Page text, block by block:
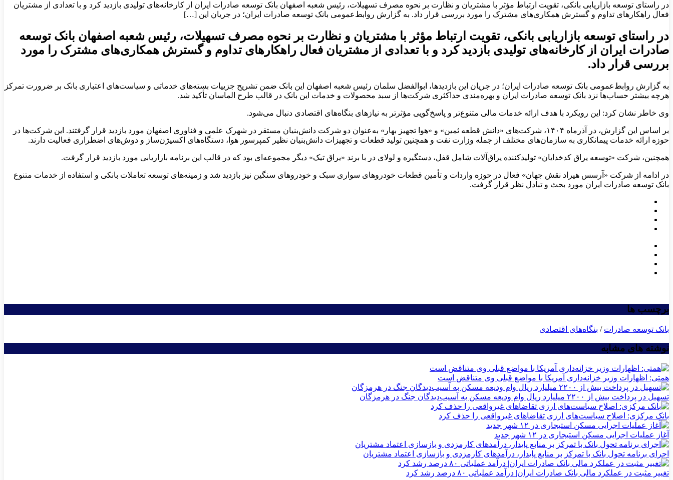
در راستای توسعه بازاریابی بانکی، تقویت ارتباط مؤثر با مشتریان و نظارت بر نحوه مصرف تسهیلات، رئیس شعبه اصفهان بانک توسعه صادرات ایران از کارخانه‌های تولیدی بازدید کرد و با تعدادی از مشتریان
فعال راهکارهای تداوم و گسترش همکاری‌های مشترک را مورد بررسی قرار داد. به گزارش روابط‌عمومی بانک توسعه صادرات ایران؛ در جریان این […]
در راستای توسعه بازاریابی بانکی، تقویت ارتباط مؤثر با مشتریان و نظارت بر نحوه مصرف تسهیلات، رئیس شعبه اصفهان بانک توسعه
صادرات ایران از کارخانه‌های تولیدی بازدید کرد و با تعدادی از مشتریان فعال راهکارهای تداوم و گسترش همکاری‌های مشترک را مورد
بررسی قرار داد.
به گزارش روابط‌عمومی بانک توسعه صادرات ایران؛ در جریان این بازدیدها، ابوالفضل سلمان رئیس شعبه اصفهان این بانک ضمن تشریح جزییات بسته‌های خدماتی و سیاست‌های اعتباری بانک بر ضرورت تمرکز
هرچه بیشتر حساب‌ها نزد بانک توسعه صادرات ایران و بهره‌مندی حداکثری شرکت‌ها از سبد محصولات و خدمات این بانک در قالب طرح الماسان تأکید شد.
وی خاطر نشان کرد: این رویکرد با هدف ارائه خدمات مالی متنوع‌تر و پاسخ‌گویی مؤثرتر به نیازهای بنگاه‌های اقتصادی دنبال می‌شود.
بر اساس این گزارش، در آذرماه ۱۴۰۴، شرکت‌های «دانش قطعه ثمین» و «هوا تجهیز بهار» به‌عنوان دو شرکت دانش‌بنیان مستقر در شهرک علمی و فناوری اصفهان مورد بازدید قرار گرفتند. این شرکت‌ها در
حوزه ارائه خدمات پیمانکاری به سازمان‌های مختلف از جمله وزارت نفت و همچنین تولید قطعات و تجهیزات دانش‌بنیان نظیر کمپرسور هوا، دستگاه‌های اکسیژن‌ساز و دوش‌های اضطراری فعالیت دارند.
همچنین، شرکت «توسعه یراق کدخدایان» تولیدکننده یراق‌آلات شامل قفل، دستگیره و لولای در با برند «یراق تیک» دیگر مجموعه‌ای بود که در قالب این برنامه بازاریابی مورد بازدید قرار گرفت.
در ادامه از شرکت «آرسس هیراد نقش جهان» فعال در حوزه واردات و تأمین قطعات خودروهای سواری سبک و خودروهای سنگین نیز بازدید شد و زمینه‌های توسعه تعاملات بانکی و استفاده از خدمات متنوع
بانک توسعه صادرات ایران مورد بحث و تبادل نظر قرار گرفت.
برچسب ها
بانک توسعه صادرات / بنگاه‌های اقتصادی
نوشته های مشابه
همتی: اظهارات وزیر خزانه‌داری آمریکا با مواضع قبلی وی متناقض است
تسهیل در پرداخت بیش از ۲۲۰۰ میلیارد ریال وام ودیعه مسکن به آسیب‌دیدگان جنگ در هرمزگان
بانک مرکزی: اصلاح سیاست‌های ارزی تقاضاهای غیرواقعی را حذف کرد
آغاز عملیات اجرایی مسکن استیجاری در ۱۲ شهر جدید
اجرای برنامه تحول بانک با تمرکز بر منابع پایدار، درآمدهای کارمزدی و بازسازی اعتماد مشتریان
تغییر مثبت در عملکرد مالی بانک صادرات ایران| درآمد عملیاتی ۸۰ درصد رشد کرد